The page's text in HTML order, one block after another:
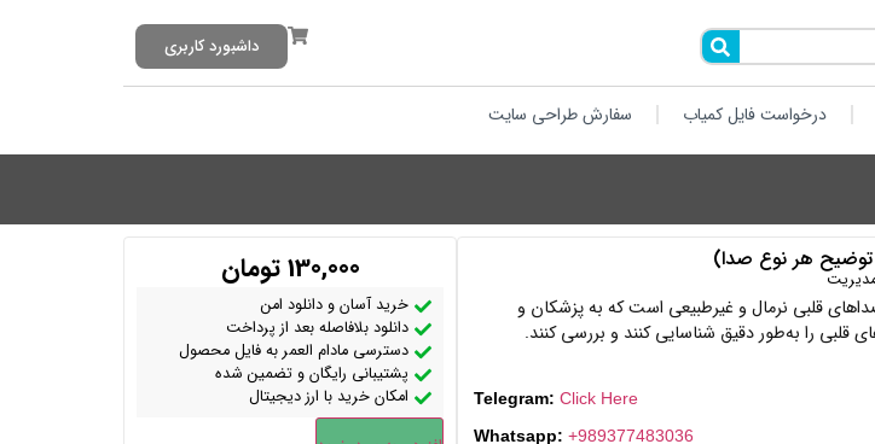
داشبورد کاربری
درخواست فایل کمیاب سفارش طراحی سایت
هر نوع صدا)
قلبی نرمال و غیرطبیعی است که به پزشکان و
را به‌طور دقیق شناسایی کنند و بررسی کنند.
Telegram: Click Here
Whatsapp: +989377483036
130,000تومان
خرید آسان و دانلود امن
دانلود بلافاصله بعد از پرداخت
دسترسی مادام العمر به فایل محصول
پشتیبانی رایگان و تضمین شده
امکان خرید با ارز دیجیتال